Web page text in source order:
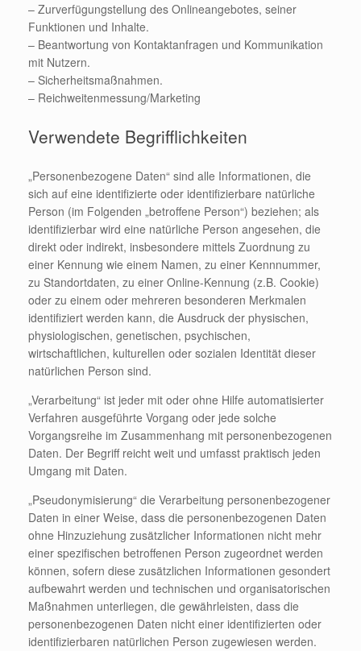
– Zurverfügungstellung des Onlineangebotes, seiner
Funktionen und Inhalte.
– Beantwortung von Kontaktanfragen und Kommunikation
mit Nutzern.
– Sicherheitsmaßnahmen.
– Reichweitenmessung/Marketing
Verwendete Begrifflichkeiten
„Personenbezogene Daten“ sind alle Informationen, die
sich auf eine identifizierte oder identifizierbare natürliche
Person (im Folgenden „betroffene Person“) beziehen; als
identifizierbar wird eine natürliche Person angesehen, die
direkt oder indirekt, insbesondere mittels Zuordnung zu
einer Kennung wie einem Namen, zu einer Kennnummer,
zu Standortdaten, zu einer Online-Kennung (z.B. Cookie)
oder zu einem oder mehreren besonderen Merkmalen
identifiziert werden kann, die Ausdruck der physischen,
physiologischen, genetischen, psychischen,
wirtschaftlichen, kulturellen oder sozialen Identität dieser
natürlichen Person sind.
„Verarbeitung“ ist jeder mit oder ohne Hilfe automatisierter
Verfahren ausgeführte Vorgang oder jede solche
Vorgangsreihe im Zusammenhang mit personenbezogenen
Daten. Der Begriff reicht weit und umfasst praktisch jeden
Umgang mit Daten.
„Pseudonymisierung“ die Verarbeitung personenbezogener
Daten in einer Weise, dass die personenbezogenen Daten
ohne Hinzuziehung zusätzlicher Informationen nicht mehr
einer spezifischen betroffenen Person zugeordnet werden
können, sofern diese zusätzlichen Informationen gesondert
aufbewahrt werden und technischen und organisatorischen
Maßnahmen unterliegen, die gewährleisten, dass die
personenbezogenen Daten nicht einer identifizierten oder
identifizierbaren natürlichen Person zugewiesen werden.